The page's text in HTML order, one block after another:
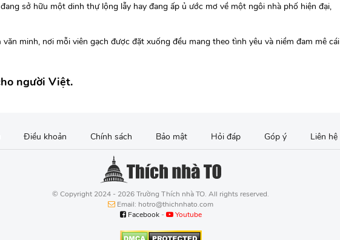
sở hữu một dinh thự lộng lẫy hay đang ấp ủ ước mơ về một ngôi nhà phố hiện đại,
văn minh, nơi mỗi viên gạch được đặt xuống đều mang theo tình yêu và niềm đam mê cái
người Việt.
Điều khoản Chính sách Bảo mật Hỏi đáp Góp ý Liên hệ
© Copyright 2024 - 2026 Trường Thích nhà TO. All rights reserved.
Email: hotro@thichnhato.com
Facebook- Youtube